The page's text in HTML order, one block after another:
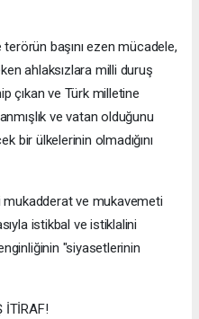
terörün başını ezen mücadele,
ahlaksızlara milli duruş
çıkan ve Türk milletine
ve vatan olduğunu
bir ülkelerinin olmadığını
mukadderat ve mukavemeti
istikbal ve istiklalini
"siyasetlerinin
İTİRAF!